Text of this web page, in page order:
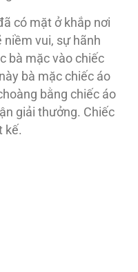
có mặt ở khắp nơi
niềm vui, sự hãnh
bà mặc vào chiếc
bà mặc chiếc áo
bằng chiếc áo
giải thưởng. Chiếc
kế.